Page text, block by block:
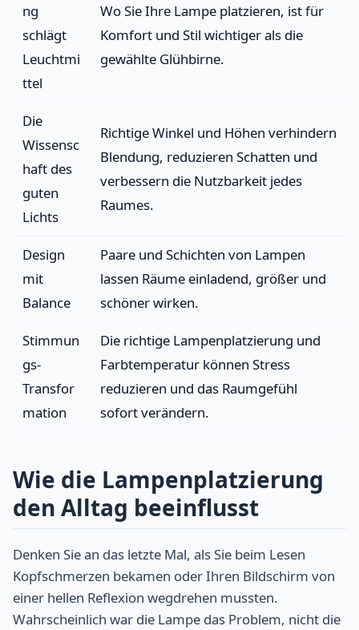
ng
schlägt
Leuchtmi
ttel
Wo Sie Ihre Lampe platzieren, ist für
Komfort und Stil wichtiger als die
gewählte Glühbirne.
Die
Wissensc
haft des
guten
Lichts
Richtige Winkel und Höhen verhindern
Blendung, reduzieren Schatten und
verbessern die Nutzbarkeit jedes
Raumes.
Design
mit
Balance
Paare und Schichten von Lampen
lassen Räume einladend, größer und
schöner wirken.
Stimmun
gs-
Transfor
mation
Die richtige Lampenplatzierung und
Farbtemperatur können Stress
reduzieren und das Raumgefühl
sofort verändern.
Wie die Lampenplatzierung
den Alltag beeinflusst
Denken Sie an das letzte Mal, als Sie beim Lesen
Kopfschmerzen bekamen oder Ihren Bildschirm von
einer hellen Reflexion wegdrehen mussten.
Wahrscheinlich war die Lampe das Problem, nicht die